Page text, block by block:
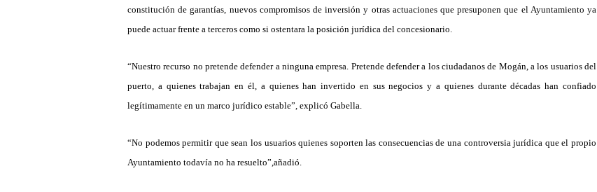
constitución de garantías, nuevos compromisos de inversión y otras actuaciones que presuponen que el Ayuntamiento ya
puede actuar frente a terceros como si ostentara la posición jurídica del concesionario.
“Nuestro recurso no pretende defender a ninguna empresa. Pretende defender a los ciudadanos de Mogán, a los usuarios del
puerto, a quienes trabajan en él, a quienes han invertido en sus negocios y a quienes durante décadas han confiado
legítimamente en un marco jurídico estable”, explicó Gabella.
“No podemos permitir que sean los usuarios quienes soporten las consecuencias de una controversia jurídica que el propio
Ayuntamiento todavía no ha resuelto”,añadió.